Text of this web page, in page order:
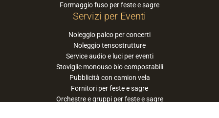
Formaggio fuso per feste e sagre
Servizi per Eventi
Noleggio palco per concerti
Noleggio tensostrutture
Service audio e luci per eventi
Stoviglie monouso bio compostabili
Pubblicità con camion vela
Fornitori per feste e sagre
Orchestre e gruppi per feste e sagre